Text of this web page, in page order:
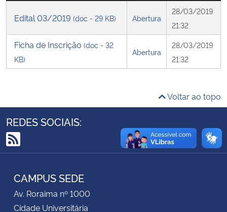
Controladoria-Geral da União
Secretaria-Geral
Secretaria de Governo
Advocacia-Geral da União
Edital 03/2019 (doc - 29 KB) Abertura
28/03/2019
21:32
Ficha de Inscrição (doc - 32
KB)
Abertura
28/03/2019
21:32
Voltar ao topo
REDES SOCIAIS:
RSS
CAMPUS SEDE
Av. Roraima nº 1000
Cidade Universitária